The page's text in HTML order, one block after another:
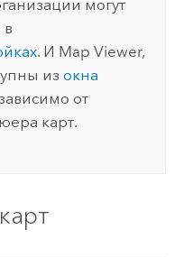
могут
в
. И Map Viewer,
изокна
от
карт.